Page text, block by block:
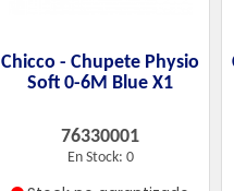
Chicco - Chupete Physio
Soft 0-6M Blue X1
76330001
En Stock: 0